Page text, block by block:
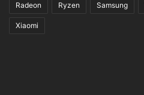
Radeon Ryzen Samsung
Xiaomi